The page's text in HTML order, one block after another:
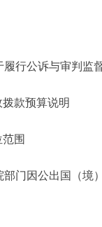
行公诉与审判监
款预算说明
围
因公出国（境）